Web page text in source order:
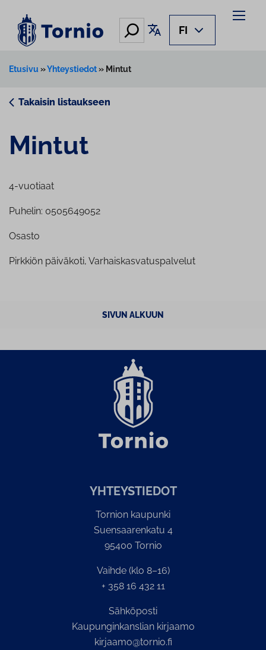
sisältöön
Hae Käännä sivu
FI
Etusivu »Yhteystiedot» Mintut
Takaisin listaukseen
Mintut
4-vuotiaat
Puhelin: 0505649052
Osasto
Pirkkiön päiväkoti, Varhaiskasvatuspalvelut
SIVUN ALKUUN
YH­TEYS­TIE­DOT
Tornion kaupunki
Suensaarenkatu 4
95400 Tornio
Vaihde (klo 8–16)
+ 358 16 432 11
Sähköposti
Kaupunginkanslian kirjaamo
kirjaamo@tornio.fi